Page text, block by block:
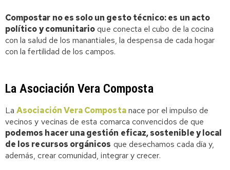
Compostar no es solo un gesto técnico: es un acto
político y comunitarioque conecta el cubo de la cocina
con la salud de los manantiales, la despensa de cada hogar
con la fertilidad de los campos.
La Asociación Vera Composta
LaAsociación Vera Compostanace por el impulso de
vecinos y vecinas de esta comarca convencidos de que
podemos hacer una gestión eficaz, sostenible y local
de los recursos orgánicos que desechamos cada día y,
además, crear comunidad, integrar y crecer.